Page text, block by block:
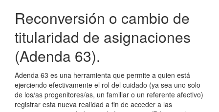
Reconversión o cambio de
titularidad de asignaciones
(Adenda 63).
Adenda 63 es una herramienta que permite a quien está
ejerciendo efectivamente el rol del cuidado (ya sea uno solo
de los/as progenitores/as, un familiar o un referente afectivo)
registrar esta nueva realidad a fin de acceder a las